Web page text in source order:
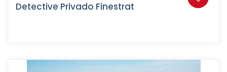
Detective Privado Finestrat